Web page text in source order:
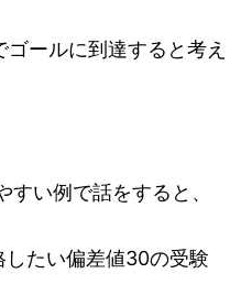
ゴールに到達すると考え
い例で話をすると、
たい偏差値30の受験